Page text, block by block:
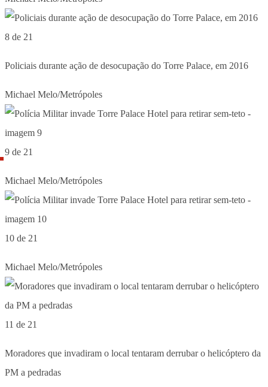
8 de 21
Policiais durante ação de desocupação do Torre Palace, em 2016
Michael Melo/Metrópoles
9 de 21
Michael Melo/Metrópoles
10 de 21
Michael Melo/Metrópoles
11 de 21
Moradores que invadiram o local tentaram derrubar o helicóptero da
PM a pedradas